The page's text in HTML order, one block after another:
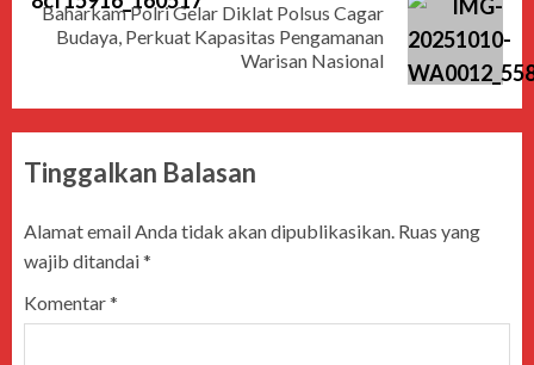
Baharkam Polri Gelar Diklat Polsus Cagar
Budaya, Perkuat Kapasitas Pengamanan
Warisan Nasional
Tinggalkan Balasan
Alamat email Anda tidak akan dipublikasikan. Ruas yang
wajib ditandai*
Komentar*